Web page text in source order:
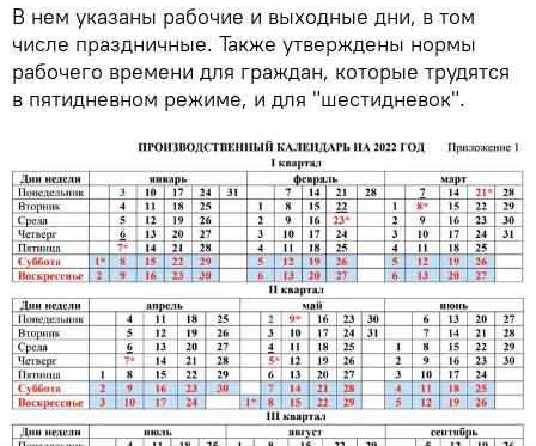
В нем указаны рабочие и выходные дни, в том
числе праздничные. Также утверждены нормы
рабочего времени для граждан, которые трудятся
в пятидневном режиме, и для "шестидневок".